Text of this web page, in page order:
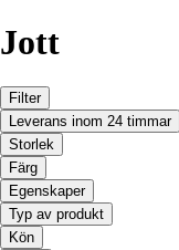
Jott
Filter
Leverans inom 24 timmar
Storlek
Färg
Egenskaper
Typ av produkt
Kön